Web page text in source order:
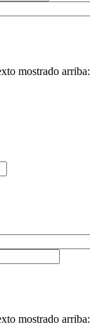
mostrado arriba:
mostrado arriba: